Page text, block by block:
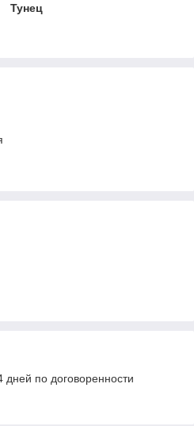
Тунец
дней по договоренности